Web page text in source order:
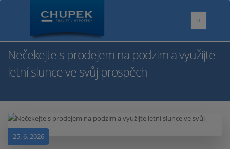
Nečekejte s prodejem na podzim a využijte
letní slunce ve svůj prospěch
25. 6. 2026